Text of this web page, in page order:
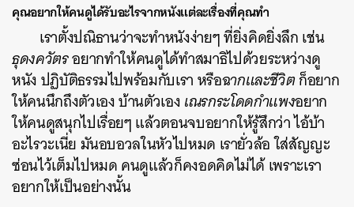
คุณอยากให้คนดูได้รับอะไรจากหนังแต่ละเรื่องที่คุณทำ
เราตั้งปณิธานว่าจะทำหนังง่ายๆ ที่ยิ่งคิดยิ่งลึก เช่น
ธุดงควัตรอยากทำให้คนดูได้ทำสมาธิไปด้วยระหว่างดู
หนัง ปฏิบัติธรรมไปพร้อมกับเรา หรือฉากและชีวิตก็อยาก
ให้คนนึกถึงตัวเอง บ้านตัวเองเณรกระโดดกำแพงอยาก
ให้คนดูสนุกไปเรื่อยๆ แล้วตอนจบอยากให้รู้สึกว่า ไอ้บ้า
อะไรวะเนี่ย มันอบอวลในหัวไปหมด เรายั่วล้อ ใส่สัญญะ
ซ่อนไว้เต็มไปหมด คนดูแล้วก็คงอดคิดไม่ได้ เพราะเรา
อยากให้เป็นอย่างนั้น